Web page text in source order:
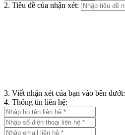
2. Tiêu đề của nhận xét:
3. Viết nhận xét của bạn vào bên dưới:
4. Thông tin liên hệ: